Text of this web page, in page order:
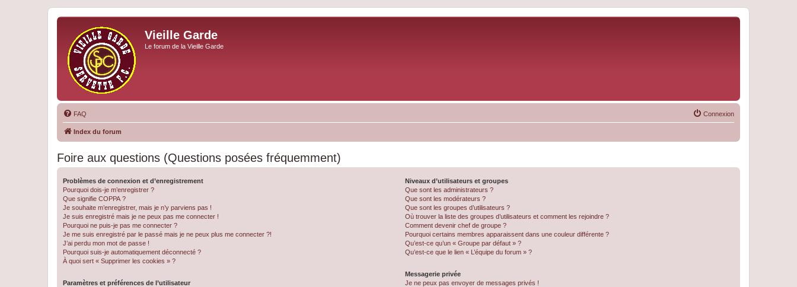
Vieille Garde
Le forum de la Vieille Garde
FAQ Connexion
Index du forum
Foire aux questions (Questions posées fréquemment)
Problèmes de connexion et d’enregistrement
Pourquoi dois-je m’enregistrer ?
Que signifie COPPA ?
Je souhaite m’enregistrer, mais je n’y parviens pas !
Je suis enregistré mais je ne peux pas me connecter !
Pourquoi ne puis-je pas me connecter ?
Je me suis enregistré par le passé mais je ne peux plus me connecter ?!
J’ai perdu mon mot de passe !
Pourquoi suis-je automatiquement déconnecté ?
À quoi sert « Supprimer les cookies » ?
Paramètres et préférences de l’utilisateur
Niveaux d’utilisateurs et groupes
Que sont les administrateurs ?
Que sont les modérateurs ?
Que sont les groupes d’utilisateurs ?
Où trouver la liste des groupes d’utilisateurs et comment les rejoindre ?
Comment devenir chef de groupe ?
Pourquoi certains membres apparaissent dans une couleur différente ?
Qu’est-ce qu’un « Groupe par défaut » ?
Qu’est-ce que le lien « L’équipe du forum » ?
Messagerie privée
Je ne peux pas envoyer de messages privés !